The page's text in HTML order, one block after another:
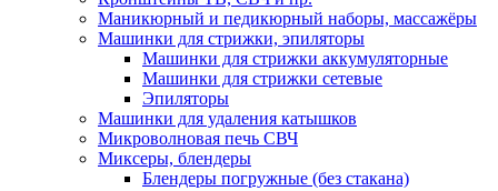
Маникюрный и педикюрный наборы, массажёры
Машинки для стрижки, эпиляторы
Машинки для стрижки аккумуляторные
Машинки для стрижки сетевые
Эпиляторы
Машинки для удаления катышков
Микроволновая печь СВЧ
Миксеры, блендеры
Блендеры погружные (без стакана)